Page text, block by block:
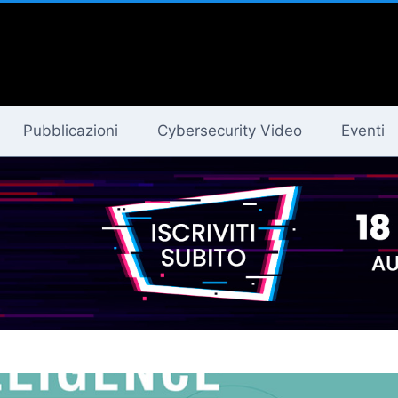
Pubblicazioni Cybersecurity Video Eventi